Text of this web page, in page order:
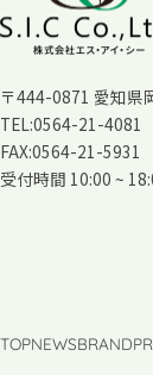
〒444-0871 愛知県
TEL:0564-21-4081
FAX:0564-21-5931
受付時間 10:00 ~
TOPNEWSBRAND